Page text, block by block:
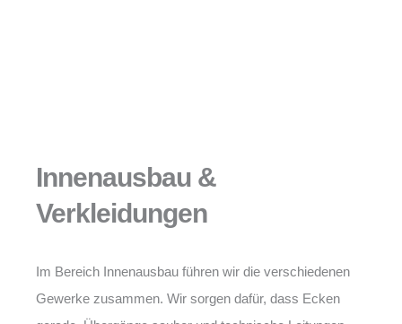
Innenausbau &
Verkleidungen
Im Bereich Innenausbau führen wir die verschiedenen
Gewerke zusammen. Wir sorgen dafür, dass Ecken